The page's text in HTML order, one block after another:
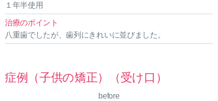
１年半使用
治療のポイント
八重歯でしたが、歯列にきれいに並びました。
症例（子供の矯正）（受け口）
before